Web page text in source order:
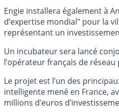
Engie installera également à
d’expertise mondial" pour la
représentant un
Un incubateur sera lancé
l’opérateur français de
Le projet est l’un des
intelligente mené en France,
millions d’euros